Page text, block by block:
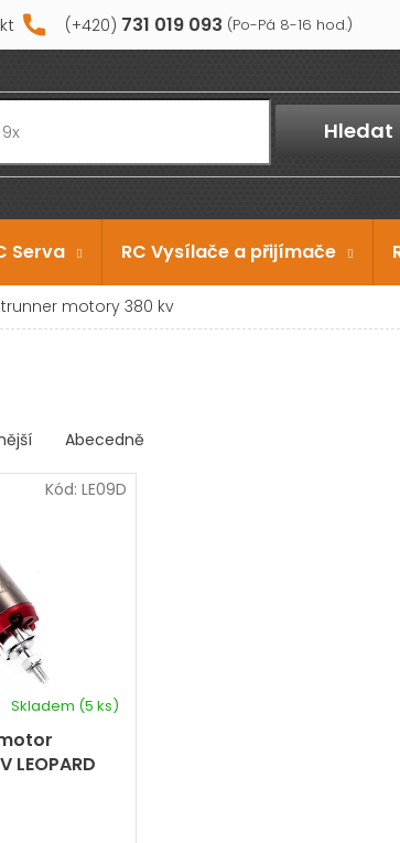
731 019 093
Hledat
Serva RC Vysílače a přijímače
motory 380 kv
Abecedně
LEOPARD
Skladem (5 ks)
Kód: LE09D